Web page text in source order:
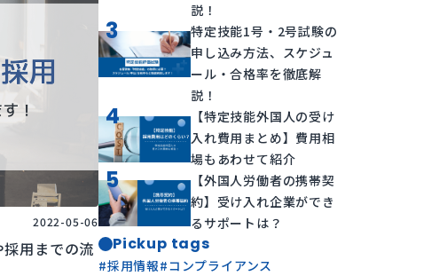
2022-05-06
用までの流
説！
3
特定技能1号・2号試験の
申し込み方法、スケジュ
ール・合格率を徹底解
説！
4
【特定技能外国人の受け
入れ費用まとめ】費用相
場もあわせて紹介
5
【外国人労働者の携帯契
約】受け入れ企業ができ
るサポートは？
Pickup tags
#採用情報#コンプライアンス